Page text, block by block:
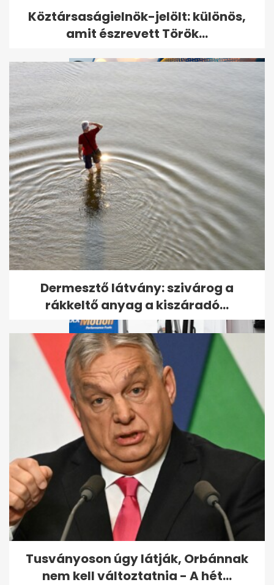
Megszökött a több száz állatot
brutálisan megkínzó nő
Kiderült, hogyan végzett
gyilkosa a Budapesten eltűnt
amerikai...
Egy hétig országos rendőrségi
ellenőrzést tartanak a
közutakon
Köztársaságielnök-jelölt: különös,
amit észrevett Török...
Dermesztő látvány: szivárog a
rákkeltő anyag a kiszáradó...
Tusványoson úgy látják, Orbánnak
nem kell változtatnia - A hét...